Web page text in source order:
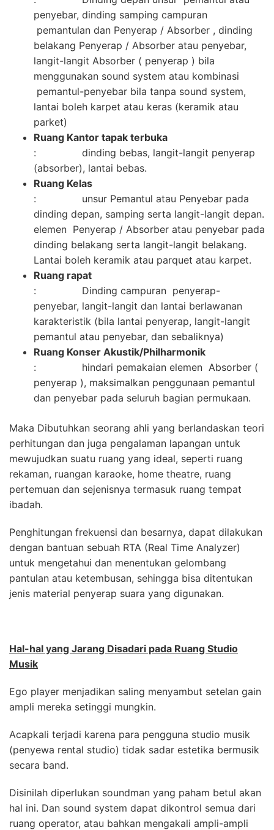
penyebar, dinding samping campuran
pemantulan dan Penyerap / Absorber , dinding
belakang Penyerap / Absorber atau penyebar,
langit-langit Absorber ( penyerap ) bila
menggunakan sound system atau kombinasi
pemantul-penyebar bila tanpa sound system,
lantai boleh karpet atau keras (keramik atau
parket)
Ruang Kantor tapak terbuka
: dinding bebas, langit-langit penyerap
(absorber), lantai bebas.
Ruang Kelas
: unsur Pemantul atau Penyebar pada
dinding depan, samping serta langit-langit depan.
elemen Penyerap / Absorber atau penyebar pada
dinding belakang serta langit-langit belakang.
Lantai boleh keramik atau parquet atau karpet.
Ruang rapat
: Dinding campuran penyerap-
penyebar, langit-langit dan lantai berlawanan
karakteristik (bila lantai penyerap, langit-langit
pemantul atau penyebar, dan sebaliknya)
Ruang Konser Akustik/Philharmonik
: hindari pemakaian elemen Absorber (
penyerap ), maksimalkan penggunaan pemantul
dan penyebar pada seluruh bagian permukaan.
Maka Dibutuhkan seorang ahli yang berlandaskan teori
perhitungan dan juga pengalaman lapangan untuk
mewujudkan suatu ruang yang ideal, seperti ruang
rekaman, ruangan karaoke, home theatre, ruang
pertemuan dan sejenisnya termasuk ruang tempat
ibadah.
Penghitungan frekuensi dan besarnya, dapat dilakukan
dengan bantuan sebuah RTA (Real Time Analyzer)
untuk mengetahui dan menentukan gelombang
pantulan atau ketembusan, sehingga bisa ditentukan
jenis material penyerap suara yang digunakan.
Hal-hal yang Jarang Disadari pada Ruang Studio
Musik
Ego player menjadikan saling menyambut setelan gain
ampli mereka setinggi mungkin.
Acapkali terjadi karena para pengguna studio musik
(penyewa rental studio) tidak sadar estetika bermusik
secara band.
Disinilah diperlukan soundman yang paham betul akan
hal ini. Dan sound system dapat dikontrol semua dari
ruang operator, atau bahkan mengakali ampli-ampli